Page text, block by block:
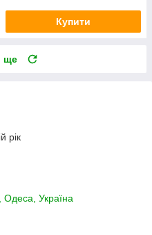
Купити
ще
рік
Україна